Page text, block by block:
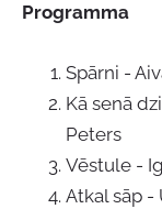
Programma
Spārni -
Kā senā
Peters
Vēstule -
Atkal sāp -